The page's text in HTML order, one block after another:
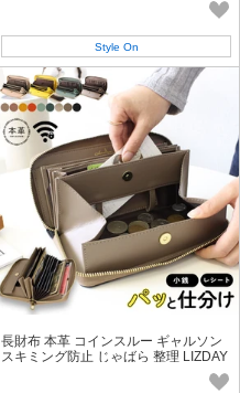
Style On
長財布 本革 コインスルー ギャルソン
スキミング防止 じゃばら 整理 LIZDAY